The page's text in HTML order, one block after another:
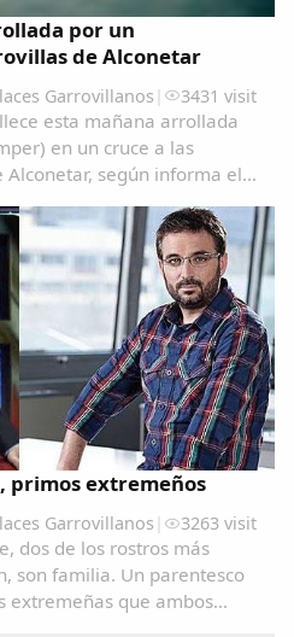
por un
de Alconetar
Garrovillanos | 3431 visit
esta mañana arrollada
en un cruce a las
según informa el
a las 9.30 de la mañana
primos extremeños
Garrovillanos | 3263 visit
dos de los rostros más
son familia. Un parentesco
extremeñas que ambos
en Facebook
en Twitter